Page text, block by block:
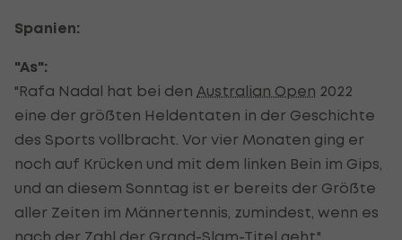
Spanien:
"As":
"Rafa Nadal hat bei den Australian Open 2022
eine der größten Heldentaten in der Geschichte
des Sports vollbracht. Vor vier Monaten ging er
noch auf Krücken und mit dem linken Bein im Gips,
und an diesem Sonntag ist er bereits der Größte
aller Zeiten im Männertennis, zumindest, wenn es
nach der Zahl der Grand-Slam-Titel geht."